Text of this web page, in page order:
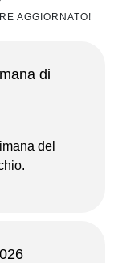
AGGIORNATO!
di
del